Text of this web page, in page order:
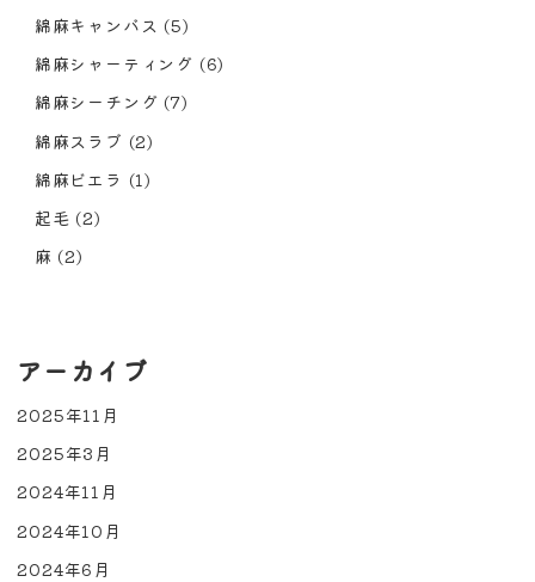
綿麻キャンバス (5)
綿麻シャーティング (6)
綿麻シーチング (7)
綿麻スラブ (2)
綿麻ビエラ (1)
起毛 (2)
麻 (2)
アーカイブ
2025年11月
2025年3月
2024年11月
2024年10月
2024年6月